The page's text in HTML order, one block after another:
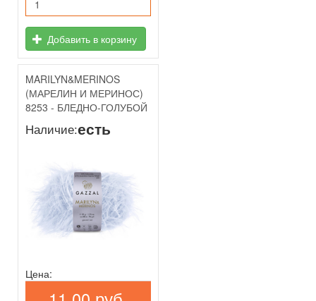
Добавить в корзину
MARILYN&MERINOS
(МАРЕЛИН И МЕРИНОС)
8253 - БЛЕДНО-ГОЛУБОЙ
Наличие:есть
Цена: